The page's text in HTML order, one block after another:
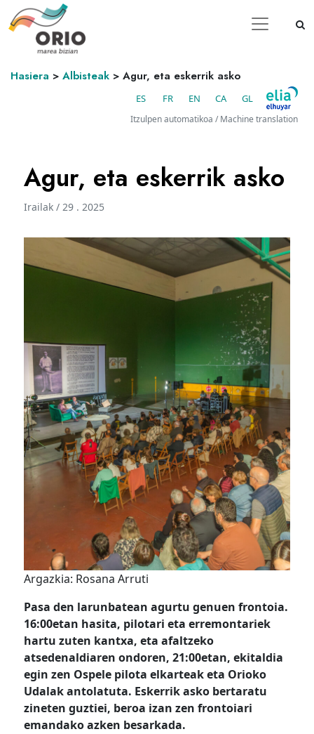
Hasiera > Albisteak > Agur, eta eskerrik asko
ES FR EN CA GL
Itzulpen automatikoa / Machine translation
Agur, eta eskerrik asko
Irailak / 29 . 2025
Argazkia: Rosana Arruti
Pasa den larunbatean agurtu genuen frontoia.
16:00etan hasita, pilotari eta erremontariek
hartu zuten kantxa, eta afaltzeko
atsedenaldiaren ondoren, 21:00etan, ekitaldia
egin zen Ospele pilota elkarteak eta Orioko
Udalak antolatuta. Eskerrik asko bertaratu
zineten guztiei, beroa izan zen frontoiari
emandako azken besarkada.